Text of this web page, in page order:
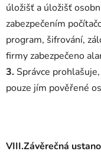
úložišť a úložišť
zabezpečením
program, šifrování,
firmy zabezpečeno
3. Správce
pouze jím pověřené
VIII.Závěrečná